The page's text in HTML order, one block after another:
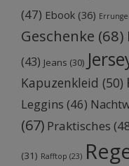
(47) Ebook (36)
Geschenke (68)
(43) Jeans (30)
Kapuzenkleid (50)
Leggins (46)
(67) Praktisches
(31) Rafftop (23)